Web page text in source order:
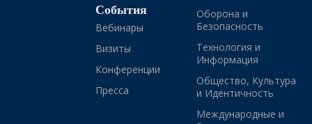
События
Вебинары
Визиты
Конференции
Пресса
Оборона и
Безопасность
Технология и
Информация
Общество, Культура
и Идентичность
Международные и